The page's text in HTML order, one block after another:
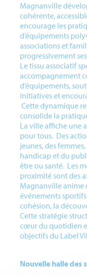
Magnanville
cohérente,
encourage les
d’équipements
associations et
progressivement
Le tissu associatif
accompagnement
d’équipements,
initiatives et
Cette dynamique
consolide la
La ville affiche une
pour tous. Des
jeunes, des
handicap et du
être ou santé. Les
proximité sont des
Magnanville anime
événements
cohésion, la
Cette stratégie
cœur du quotidien
objectifs du Label
Nouvelle halle